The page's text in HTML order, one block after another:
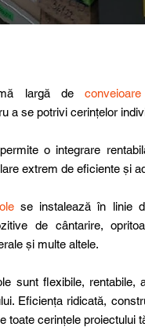
largă de
a se potrivi cerințelor
o integrare
extrem de eficiente și
se instalează în linie
de cântarire,
și multe altele.
sunt flexibile, rentabile,
Eficiența ridicată,
toate cerințele proiectului